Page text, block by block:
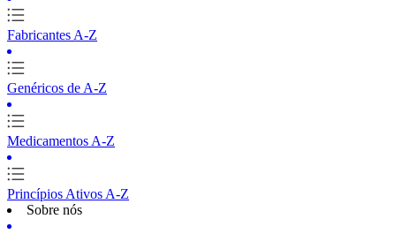
Fabricantes A-Z
Genéricos de A-Z
Medicamentos A-Z
Princípios Ativos A-Z
Sobre nós